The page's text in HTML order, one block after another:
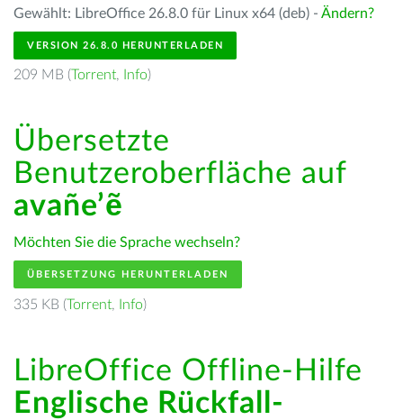
Gewählt: LibreOffice 26.8.0 für Linux x64 (deb) - Ändern?
VERSION 26.8.0 HERUNTERLADEN
209 MB (Torrent, Info)
Übersetzte
Benutzeroberfläche auf
avañe’ẽ
Möchten Sie die Sprache wechseln?
ÜBERSETZUNG HERUNTERLADEN
335 KB (Torrent, Info)
LibreOffice Offline-Hilfe
Englische Rückfall-